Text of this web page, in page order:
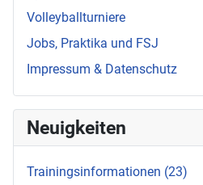
Volleyballturniere
Jobs, Praktika und FSJ
Impressum & Datenschutz
Neuigkeiten
Trainingsinformationen (23)